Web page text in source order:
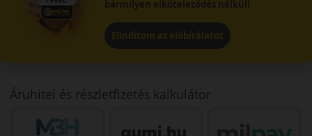
bármilyen elköteleződés nélkül!
Elindítom az előbírálatot
Áruhitel és részletfizetés kalkulátor